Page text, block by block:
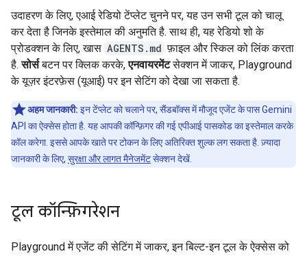
उदाहरण के लिए, एआई रेडियो टेंप्लेट चुनने पर, यह उन सभी टूल को चालू
कर देता है जिनके इस्तेमाल की अनुमति है. साथ ही, यह रेडियो शो के
प्रोडक्शन के लिए, खास AGENTS.md फ़ाइल और स्किल को लिंक करता
है.सोर्सबटन पर क्लिक करके,एनवायरमेंटसेक्शन में जाकर, Playground
के यूज़र इंटरफ़ेस (यूआई) पर इन सेटिंग को देखा जा सकता है.
अहम जानकारी: इन टेंप्लेट को चलाने पर, सैंडबॉक्स में मौजूद एजेंट के पास Gemini
API का ऐक्सेस होता है. यह आपकी कॉन्फ़िगर की गई एपीआई पासकोड का इस्तेमाल करके
कॉल करेगा. इससे आपके खाते पर टोकन के लिए अतिरिक्त शुल्क लग सकता है. ज़्यादा
जानकारी के लिए, सुरक्षा और लागत मैनेजमेंटसेक्शन देखें.
टूल कॉन्फ़िगरेशन
Playground में एजेंट की सेटिंग में जाकर, इन बिल्ट-इन टूल के ऐक्सेस को